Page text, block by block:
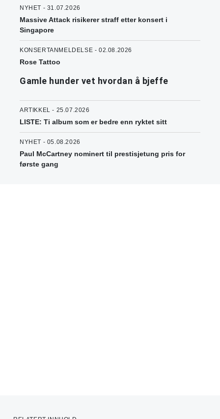
NYHET - 31.07.2026
Massive Attack risikerer straff etter konsert i
Singapore
KONSERTANMELDELSE - 02.08.2026
Rose Tattoo
Gamle hunder vet hvordan å bjeffe
ARTIKKEL - 25.07.2026
LISTE: Ti album som er bedre enn ryktet sitt
NYHET - 05.08.2026
Paul McCartney nominert til prestisjetung pris for
første gang